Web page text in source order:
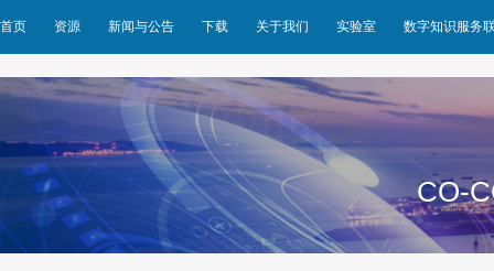
首页 资源 新闻与公告 下载 关于我们 实验室 数字知识服务
CO-